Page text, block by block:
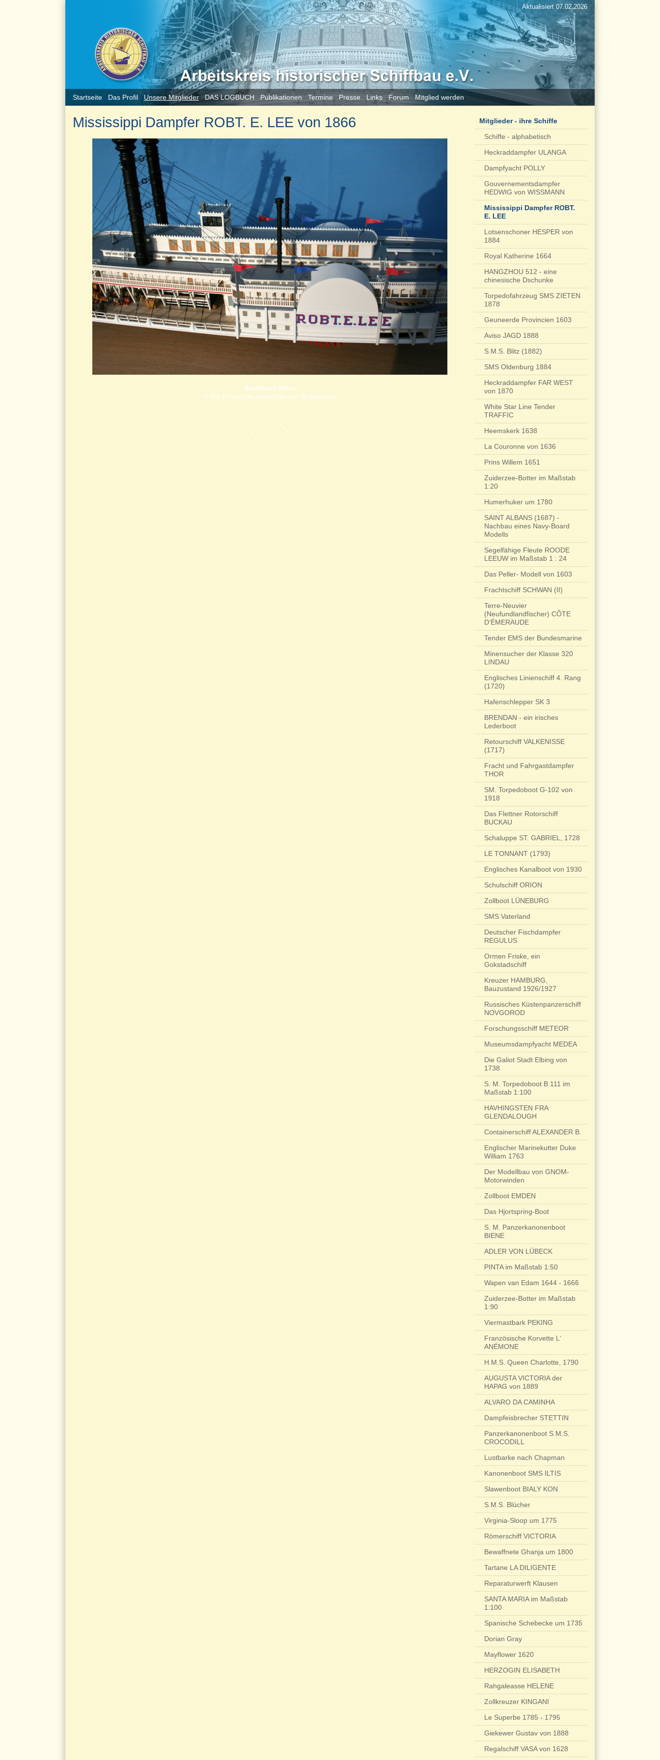
Startseite Das Profil Unsere Mitglieder DAS LOGBUCH Publikationen Termine Presse Links Forum Mitglied werden
Aktualisiert 07.02.2026
Mississippi Dampfer ROBT. E. LEE von 1866
Backbord Mitte
© Die Bildrechte liegen bei den Bildautoren
Mitglieder - ihre Schiffe
Schiffe - alphabetisch
Heckraddampfer ULANGA
Dampfyacht POLLY
Gouvernementsdampfer
HEDWIG von WISSMANN
Mississippi Dampfer ROBT.
E. LEE
Lotsenschoner HESPER von
1884
Royal Katherine 1664
HANGZHOU 512 - eine
chinesische Dschunke
Torpedofahrzeug SMS ZIETEN
1878
Geuneerde Provincien 1603
Aviso JAGD 1888
S.M.S. Blitz (1882)
SMS Oldenburg 1884
Heckraddampfer FAR WEST
von 1870
White Star Line Tender
TRAFFIC
Heemskerk 1638
La Couronne von 1636
Prins Willem 1651
Zuiderzee-Botter im Maßstab
1:20
Humerhuker um 1780
SAINT ALBANS (1687) -
Nachbau eines Navy-Board
Modells
Segelfähige Fleute ROODE
LEEUW im Maßstab 1 : 24
Das Peller- Modell von 1603
Frachtschiff SCHWAN (II)
Terre-Neuvier
(Neufundlandfischer) CÔTE
D’ÉMERAUDE
Tender EMS der Bundesmarine
Minensucher der Klasse 320
LINDAU
Englisches Linienschiff 4. Rang
(1720)
Hafenschlepper SK 3
BRENDAN - ein irisches
Lederboot
Retourschiff VALKENISSE
(1717)
Fracht und Fahrgastdampfer
THOR
SM. Torpedoboot G-102 von
1918
Das Flettner Rotorschiff
BUCKAU
Schaluppe ST. GABRIEL, 1728
LE TONNANT (1793)
Englisches Kanalboot von 1930
Schulschiff ORION
Zollboot LÜNEBURG
SMS Vaterland
Deutscher Fischdampfer
REGULUS
Ormen Friske, ein
Gokstadschiff
Kreuzer HAMBURG,
Bauzustand 1926/1927
Russisches Küstenpanzerschiff
NOVGOROD
Forschungsschiff METEOR
Museumsdampfyacht MEDEA
Die Galiot Stadt Elbing von
1738
S. M. Torpedoboot B 111 im
Maßstab 1:100
HAVHINGSTEN FRA
GLENDALOUGH
Containerschiff ALEXANDER B.
Englischer Marinekutter Duke
William 1763
Der Modellbau von GNOM-
Motorwinden
Zollboot EMDEN
Das Hjortspring-Boot
S. M. Panzerkanonenboot
BIENE
ADLER VON LÜBECK
PINTA im Maßstab 1:50
Wapen van Edam 1644 - 1666
Zuiderzee-Botter im Maßstab
1:90
Viermastbark PEKING
Französische Korvette L‘
ANÉMONE
H.M.S. Queen Charlotte, 1790
AUGUSTA VICTORIA der
HAPAG von 1889
ALVARO DA CAMINHA
Dampfeisbrecher STETTIN
Panzerkanonenboot S.M.S.
CROCODILL
Lustbarke nach Chapman
Kanonenboot SMS ILTIS
Slawenboot BIALY KON
S.M.S. Blücher
Virginia-Sloop um 1775
Römerschiff VICTORIA
Bewaffnete Ghanja um 1800
Tartane LA DILIGENTE
Reparaturwerft Klausen
SANTA MARIA im Maßstab
1:100
Spanische Schebecke um 1735
Dorian Gray
Mayflower 1620
HERZOGIN ELISABETH
Rahgaleasse HELENE
Zollkreuzer KINGANI
Le Superbe 1785 - 1795
Giekewer Gustav von 1888
Regalschiff VASA von 1628